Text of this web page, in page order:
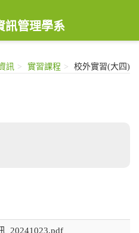
訊管理學系
訊 實習課程 校外實習(大四)
_20241023.pdf